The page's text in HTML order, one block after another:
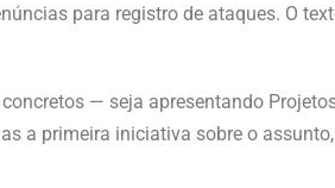
para registro de ataques. O
— seja apresentando
a primeira iniciativa sobre o